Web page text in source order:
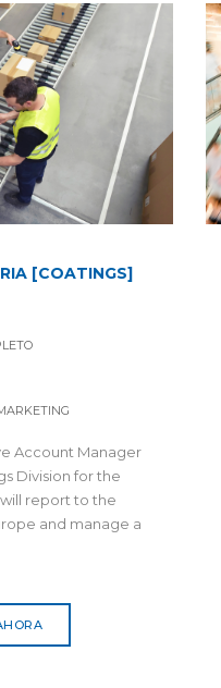
[COATINGS]
Account Manager
Division for the
report to the
and manage a